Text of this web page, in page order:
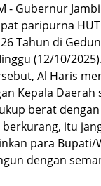
- Gubernur
paripurna
Tahun di
(12/10/
Al Haris
Kepala Daerah
berat
itu
para Bupati/
dengan